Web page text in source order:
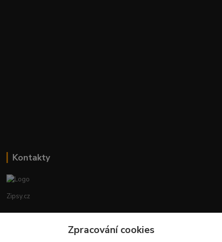
Kontakty
Zipsy.cz
+420774877333
Zpracování cookies